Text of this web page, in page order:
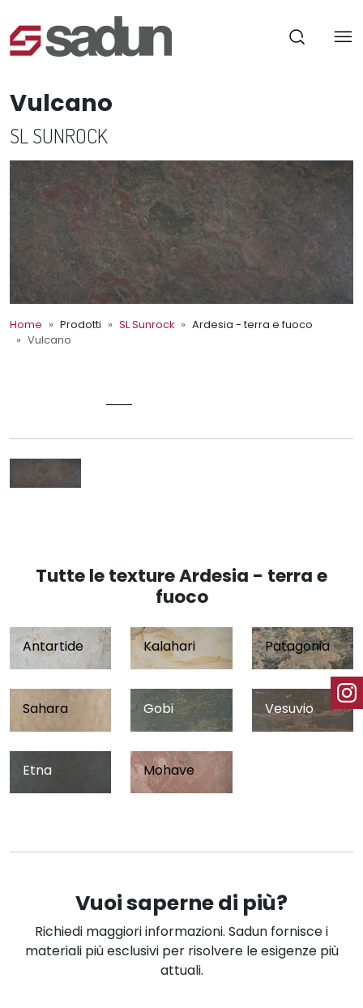
Vulcano
SL SUNROCK
Home Prodotti SL Sunrock
Ardesia - terra e fuoco
Vulcano
Tutte le texture Ardesia - terra e
fuoco
Antartide Kalahari Patagonia
Sahara Gobi Vesuvio
Etna Mohave
Vuoi saperne di più?
Richiedi maggiori informazioni. Sadun fornisce i
materiali più esclusivi per risolvere le esigenze più
attuali.